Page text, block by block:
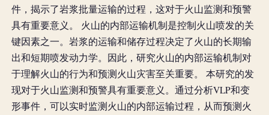
件，揭示了岩浆批量运输的过程，这对于火山监测和预警
具有重要意义。 火山的内部运输机制是控制火山喷发的关
键因素之一。岩浆的运输和储存过程决定了火山的长期输
出和短期喷发动力学。因此，研究火山的内部运输机制对
于理解火山的行为和预测火山灾害至关重要。 本研究的发
现对于火山监测和预警具有重要意义。通过分析VLP和变
形事件，可以实时监测火山的内部运输过程，从而预测火